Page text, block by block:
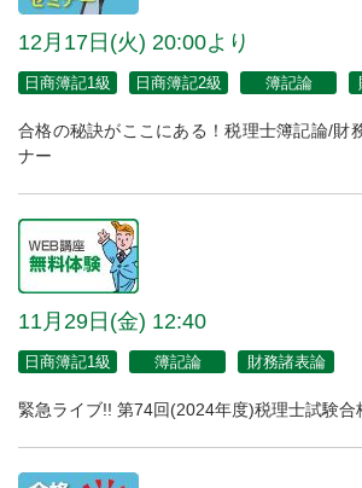
12月17日(火) 20:00より
日商簿記1級 日商簿記2級 簿記論
合格の秘訣がここにある！税理士簿記論/財
ナー
11月29日(金) 12:40
日商簿記1級 簿記論 財務諸表論
緊急ライブ!! 第74回(2024年度)税理士試験合